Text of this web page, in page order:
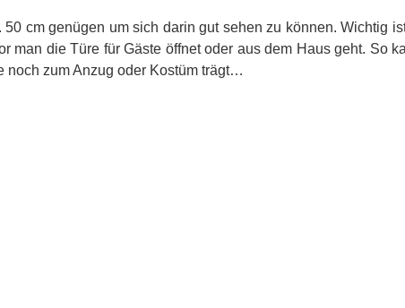
cm genügen um sich darin gut sehen zu können. Wichtig
man die Türe für Gäste öffnet oder aus dem Haus geht. So
noch zum Anzug oder Kostüm trägt…